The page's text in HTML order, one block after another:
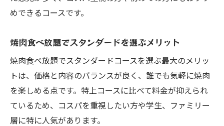
理由
きる
焼肉スタンダードで楽しい家族団らんを実
現
焼肉スタンダード利用時の子どもへのおす
すめ
めできるコースです。
焼肉食べ放題でスタンダードを選ぶメリット
焼肉食べ放題でスタンダードコースを選ぶ最大のメリッ
トは、価格と内容のバランスが良く、誰でも気軽に焼肉
を楽しめる点です。特上コースに比べて料金が抑えられ
ているため、コスパを重視したい方や学生、ファミリー
層に特に人気があります。